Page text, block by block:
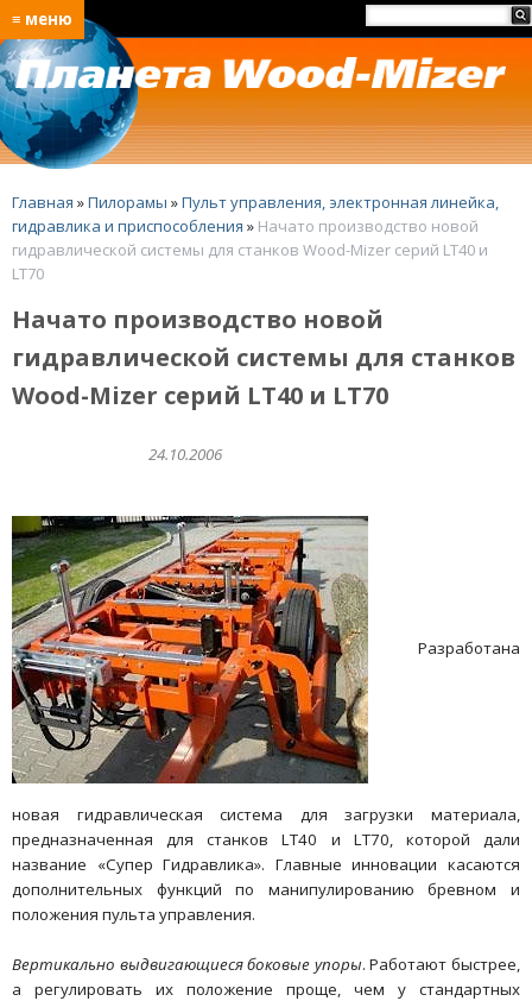
≡ меню
Главная »Пилорамы »Пульт управления, электронная линейка,
гидравлика и приспособления » Начато производство новой
гидравлической системы для станков Wood-Mizer серий LT40 и
LT70
Начато производство новой
гидравлической системы для станков
Wood-Mizer серий LT40 и LT70
24.10.2006
Разработана
новая гидравлическая система для загрузки материала,
предназначенная для станков LT40 и LT70, которой дали
название «Супер Гидравлика». Главные инновации касаются
дополнительных функций по манипулированию бревном и
положения пульта управления.
Вертикально выдвигающиеся боковые упоры. Работают быстрее,
а регулировать их положение проще, чем у стандартных